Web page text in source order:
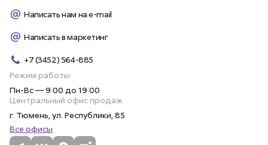
Написать нам на e-mail
Написать в маркетинг
+7 (3452) 564-885
Режим работы
Пн-Вс — 9:00 до 19:00
Центральный офис продаж
г. Тюмень, ул. Республики, 85
Все офисы